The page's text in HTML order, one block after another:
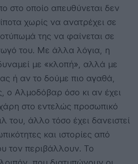
στο οποίο απευθύνεται δεν
χωρίς να ανατρέχει σε
της να φαίνεται σε
του. Με άλλα λόγια, η
με «κλοπή», αλλά με
ή αν το δούμε πιο αγαθά,
ο Αλμοδόβαρ όσο κι αν έχει
στο εντελώς προσωπικό
του, άλλο τόσο έχει δανειστεί
και ιστορίες από
τον περιβάλλουν. Το